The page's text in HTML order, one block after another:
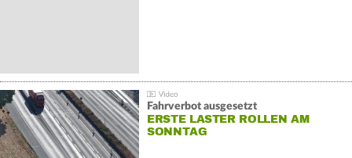
Fahrverbot ausgesetzt
ERSTE LASTER ROLLEN AM
SONNTAG